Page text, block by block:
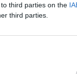
third parties on the
third parties.
το
να
τουρισμό,